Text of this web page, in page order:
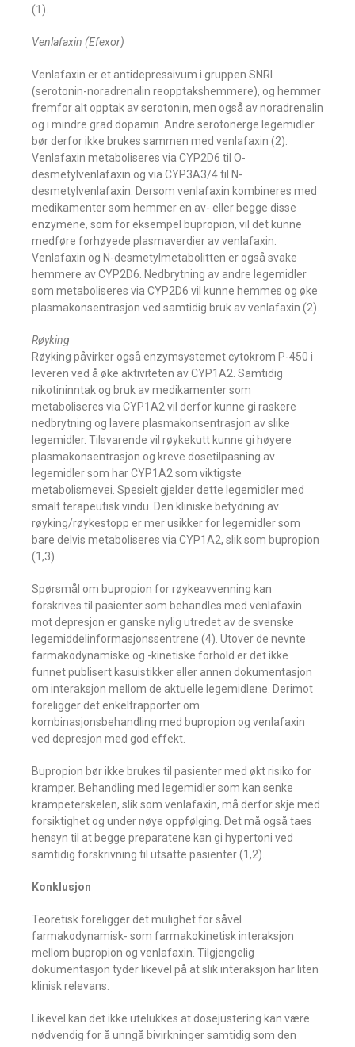
(1).
Venlafaxin (Efexor)
Venlafaxin er et antidepressivum i gruppen SNRI
(serotonin-noradrenalin reopptakshemmere), og hemmer
fremfor alt opptak av serotonin, men også av noradrenalin
og i mindre grad dopamin. Andre serotonerge legemidler
bør derfor ikke brukes sammen med venlafaxin (2).
Venlafaxin metaboliseres via CYP2D6 til O-
desmetylvenlafaxin og via CYP3A3/4 til N-
desmetylvenlafaxin. Dersom venlafaxin kombineres med
medikamenter som hemmer en av- eller begge disse
enzymene, som for eksempel bupropion, vil det kunne
medføre forhøyede plasmaverdier av venlafaxin.
Venlafaxin og N-desmetylmetabolitten er også svake
hemmere av CYP2D6. Nedbrytning av andre legemidler
som metaboliseres via CYP2D6 vil kunne hemmes og øke
plasmakonsentrasjon ved samtidig bruk av venlafaxin (2).
Røyking
Røyking påvirker også enzymsystemet cytokrom P-450 i
leveren ved å øke aktiviteten av CYP1A2. Samtidig
nikotininntak og bruk av medikamenter som
metaboliseres via CYP1A2 vil derfor kunne gi raskere
nedbrytning og lavere plasmakonsentrasjon av slike
legemidler. Tilsvarende vil røykekutt kunne gi høyere
plasmakonsentrasjon og kreve dosetilpasning av
legemidler som har CYP1A2 som viktigste
metabolismevei. Spesielt gjelder dette legemidler med
smalt terapeutisk vindu. Den kliniske betydning av
røyking/røykestopp er mer usikker for legemidler som
bare delvis metaboliseres via CYP1A2, slik som bupropion
(1,3).
Spørsmål om bupropion for røykeavvenning kan
forskrives til pasienter som behandles med venlafaxin
mot depresjon er ganske nylig utredet av de svenske
legemiddelinformasjonssentrene (4). Utover de nevnte
farmakodynamiske og -kinetiske forhold er det ikke
funnet publisert kasuistikker eller annen dokumentasjon
om interaksjon mellom de aktuelle legemidlene. Derimot
foreligger det enkeltrapporter om
kombinasjonsbehandling med bupropion og venlafaxin
ved depresjon med god effekt.
Bupropion bør ikke brukes til pasienter med økt risiko for
kramper. Behandling med legemidler som kan senke
krampeterskelen, slik som venlafaxin, må derfor skje med
forsiktighet og under nøye oppfølging. Det må også taes
hensyn til at begge preparatene kan gi hypertoni ved
samtidig forskrivning til utsatte pasienter (1,2).
Konklusjon
Teoretisk foreligger det mulighet for såvel
farmakodynamisk- som farmakokinetisk interaksjon
mellom bupropion og venlafaxin. Tilgjengelig
dokumentasjon tyder likevel på at slik interaksjon har liten
klinisk relevans.
Likevel kan det ikke utelukkes at dosejustering kan være
nødvendig for å unngå bivirkninger samtidig som den